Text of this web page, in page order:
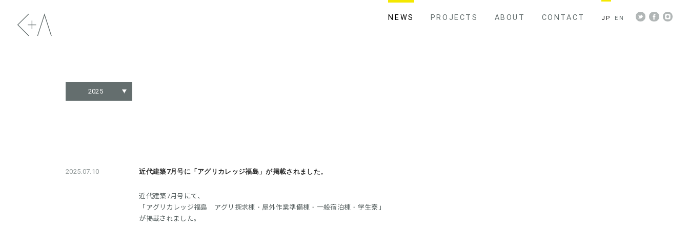
NEWS PROJECTS ABOUT CONTACT JP EN
2025
2025.07.10 近代建築7月号に「アグリカレッジ福島」が掲載されました。
近代建築7月号にて、
「アグリカレッジ福島 アグリ探求棟・屋外作業準備棟・一般宿泊棟・学生寮」
が掲載されました。